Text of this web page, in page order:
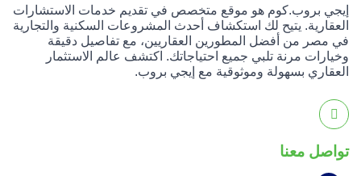
إيجي بروب.كوم هو موقع متخصص في تقديم خدمات الاستشارات
العقارية. يتيح لك استكشاف أحدث المشروعات السكنية والتجارية
في مصر من أفضل المطورين العقاريين، مع تفاصيل دقيقة
وخيارات مرنة تلبي جميع احتياجاتك. اكتشف عالم الاستثمار
العقاري بسهولة وموثوقية مع إيجي بروب.
تواصل معنا